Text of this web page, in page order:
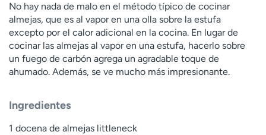
No hay nada de malo en el método típico de cocinar
almejas, que es al vapor en una olla sobre la estufa
excepto por el calor adicional en la cocina. En lugar de
cocinar las almejas al vapor en una estufa, hacerlo sobre
un fuego de carbón agrega un agradable toque de
ahumado. Además, se ve mucho más impresionante.
Ingredientes
1 docena de almejas littleneck